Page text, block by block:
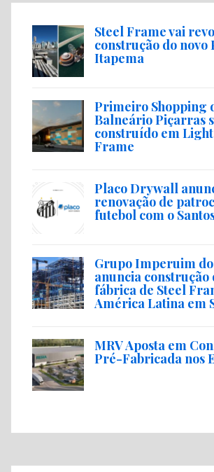
Steel Frame vai
construção do novo
Itapema
Primeiro Shopping
Balneário Piçarras
construído em
Frame
Placo Drywall
renovação de
futebol com o
Grupo Imperuim
anuncia construção
fábrica de Steel
América Latina em
MRV Aposta em
Pré-Fabricada nos